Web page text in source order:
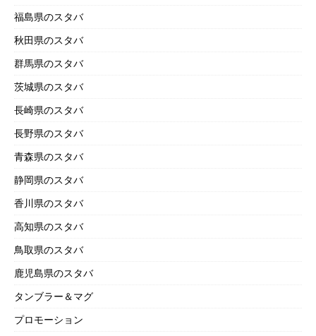
福島県のスタバ
秋田県のスタバ
群馬県のスタバ
茨城県のスタバ
長崎県のスタバ
長野県のスタバ
青森県のスタバ
静岡県のスタバ
香川県のスタバ
高知県のスタバ
鳥取県のスタバ
鹿児島県のスタバ
タンブラー＆マグ
プロモーション